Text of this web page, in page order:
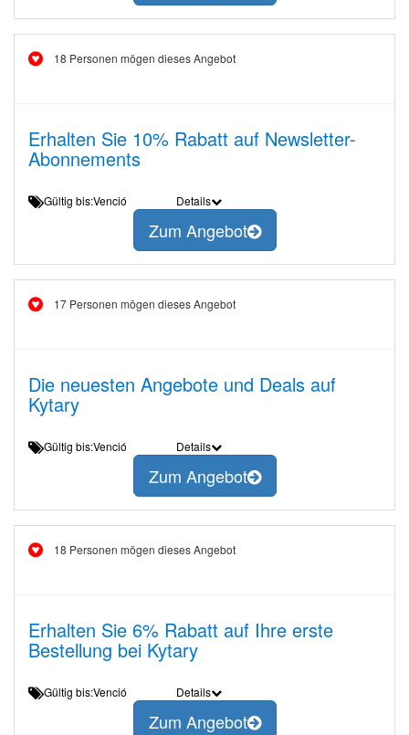
18 Personen mögen dieses Angebot
Erhalten Sie 10% Rabatt auf Newsletter-
Abonnements
Gültig bis:Venció Details
Zum Angebot
17 Personen mögen dieses Angebot
Die neuesten Angebote und Deals auf
Kytary
Gültig bis:Venció Details
Zum Angebot
18 Personen mögen dieses Angebot
Erhalten Sie 6% Rabatt auf Ihre erste
Bestellung bei Kytary
Gültig bis:Venció Details
Zum Angebot